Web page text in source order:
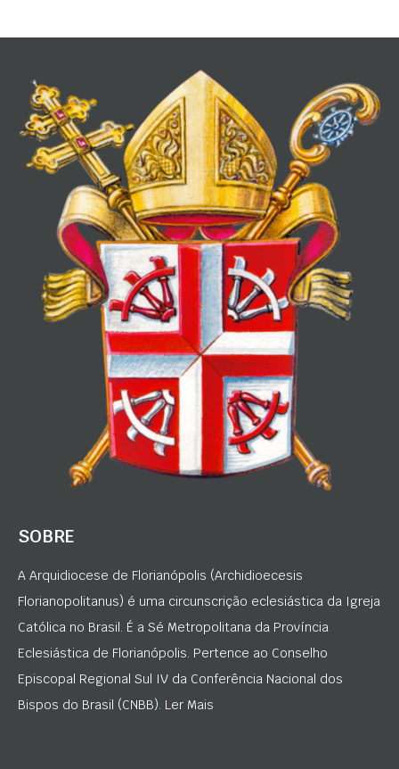
SOBRE
A Arquidiocese de Florianópolis (Archidioecesis
Florianopolitanus) é uma circunscrição eclesiástica da Igreja
Católica no Brasil. É a Sé Metropolitana da Província
Eclesiástica de Florianópolis. Pertence ao Conselho
Episcopal Regional Sul IV da Conferência Nacional dos
Bispos do Brasil (CNBB). Ler Mais